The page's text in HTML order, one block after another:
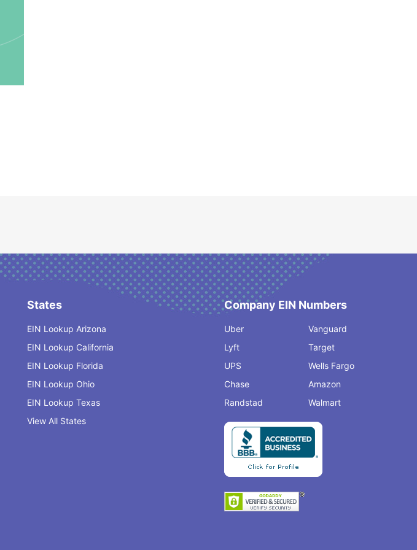
States
EIN Lookup Arizona
EIN Lookup California
EIN Lookup Florida
EIN Lookup Ohio
EIN Lookup Texas
View All States
Company EIN Numbers
Uber
Lyft
UPS
Chase
Randstad
Vanguard
Target
Wells Fargo
Amazon
Walmart